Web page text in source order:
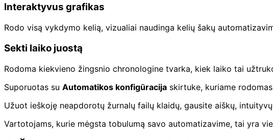
Interaktyvus grafikas
Rodo visą vykdymo kelią, vizualiai naudinga kelių šakų
Sekti laiko juostą
Rodoma kiekvieno žingsnio chronologine tvarka, kiek laiko tai
Suporuotas su Automatikos konfigūracija skirtuke, kuriame
Užuot ieškoję neapdorotų žurnalų failų klaidų, gausite aiškų,
Vartotojams, kurie mėgsta tobulumą savo automatizavime, tai yra